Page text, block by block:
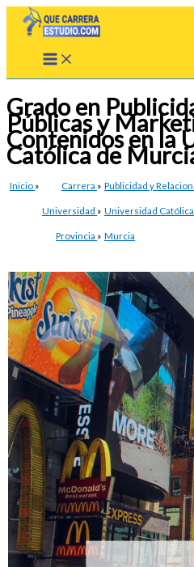
Grado en
Públicas y
Contenidos en la
Católica de
Inicio » Carrera » Publicidad y
Universidad » Universidad
Provincia » Murcia